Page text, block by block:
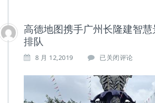
高德地图携手广州长隆建智
排队
8 月 12,2019
高
地
图
携
已关闭评论